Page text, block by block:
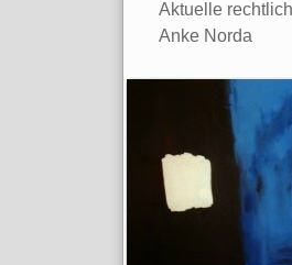
Aktuelle
Anke Norda